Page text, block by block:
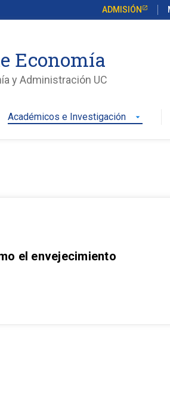
ADMISIÓN
Economía
y Administración UC
Académicos e Investigación arrow_drop_down
el envejecimiento